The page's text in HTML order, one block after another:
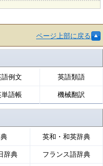
ページ上部に戻る
語例文 英語類語
単語帳 機械翻訳
英和・和英辞典
辞典 フランス語辞典